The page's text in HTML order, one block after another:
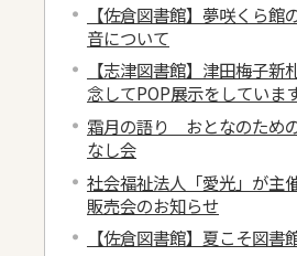
【佐倉図書館】夢咲くら館
音について
【志津図書館】津田梅子新
念してPOP展示をしていま
霜月の語り おとなのため
なし会
社会福祉法人「愛光」が主
販売会のお知らせ
【佐倉図書館】夏こそ図書